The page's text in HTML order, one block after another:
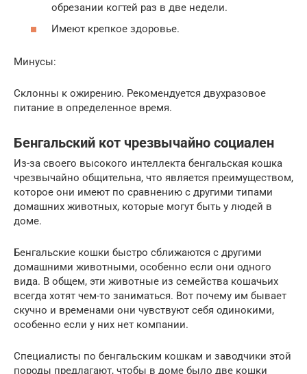
обрезании когтей раз в две недели.
Имеют крепкое здоровье.
Минусы:
Склонны к ожирению. Рекомендуется двухразовое
питание в определенное время.
Бенгальский кот чрезвычайно социален
Из-за своего высокого интеллекта бенгальская кошка
чрезвычайно общительна, что является преимуществом,
которое они имеют по сравнению с другими типами
домашних животных, которые могут быть у людей в
доме.
Бенгальские кошки быстро сближаются с другими
домашними животными, особенно если они одного
вида. В общем, эти животные из семейства кошачьих
всегда хотят чем-то заниматься. Вот почему им бывает
скучно и временами они чувствуют себя одинокими,
особенно если у них нет компании.
Специалисты по бенгальским кошкам и заводчики этой
породы предлагают, чтобы в доме было две кошки